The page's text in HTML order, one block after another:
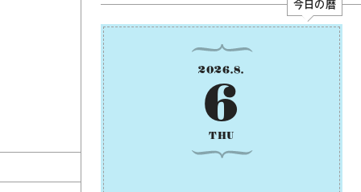
今日の暦
2026.8.
6
THU